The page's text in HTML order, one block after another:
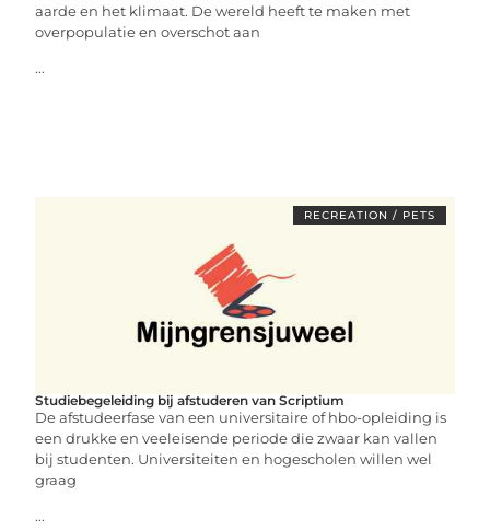
aarde en het klimaat. De wereld heeft te maken met
overpopulatie en overschot aan
...
RECREATION / PETS
Studiebegeleiding bij afstuderen van Scriptium
De afstudeerfase van een universitaire of hbo-opleiding is
een drukke en veeleisende periode die zwaar kan vallen
bij studenten. Universiteiten en hogescholen willen wel
graag
...